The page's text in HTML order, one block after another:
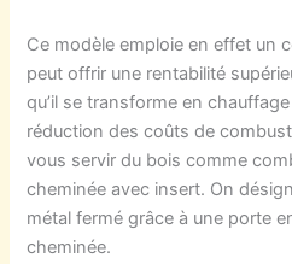
Ce modèle emploie en effet un
peut offrir une rentabilité
qu’il se transforme en
réduction des coûts de
vous servir du bois comme
cheminée avec insert. On
métal fermé grâce à une porte
cheminée.